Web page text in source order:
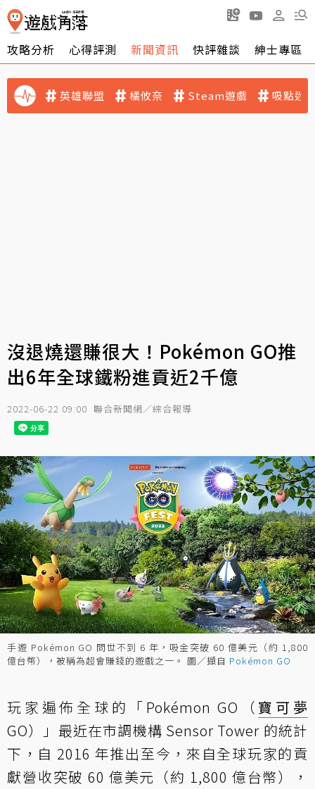
攻略分析 心得評測 新聞資訊 快評雜談 紳士專區
英雄聯盟 橘攸奈 Steam遊戲 吸點迷
沒退燒還賺很大！Pokémon GO推
出6年全球鐵粉進貢近2千億
2022-06-22 09:00 聯合新聞網／綜合報導
手遊 Pokémon GO 問世不到 6 年，吸金突破 60 億美元（約 1,800
億台幣），被稱為超會賺錢的遊戲之一。 圖／擷自 Pokémon GO
玩家遍佈全球的「Pokémon GO（ 寶可夢
GO）」最近在市調機構 Sensor Tower 的統計
下，自 2016 年推出至今，來自全球玩家的貢
獻營收突破 60 億美元（約 1,800 億台幣），